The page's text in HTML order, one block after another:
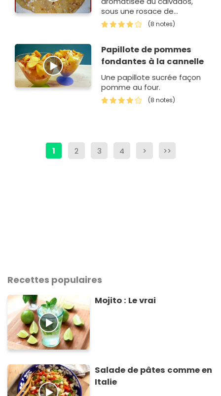
sous une rosace de
pommes fondantes
caramélisées au sirop de
(8 notes)
Papillote de pommes
fondantes à la cannelle
Une papillote sucrée façon
pomme au four.
(8 notes)
1 2 3 4 > >>
Recettes populaires
Mojito : Le vrai
Salade de pâtes comme en
Italie